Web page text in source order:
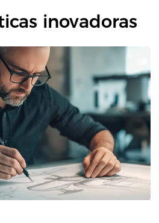
inovadoras